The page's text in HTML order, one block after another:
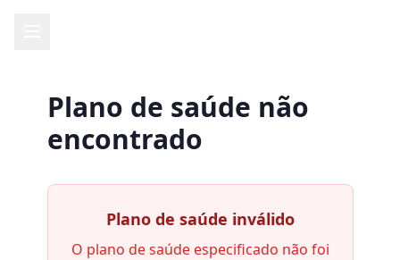
Plano de saúde não
encontrado
Plano de saúde inválido
O plano de saúde especificado não foi